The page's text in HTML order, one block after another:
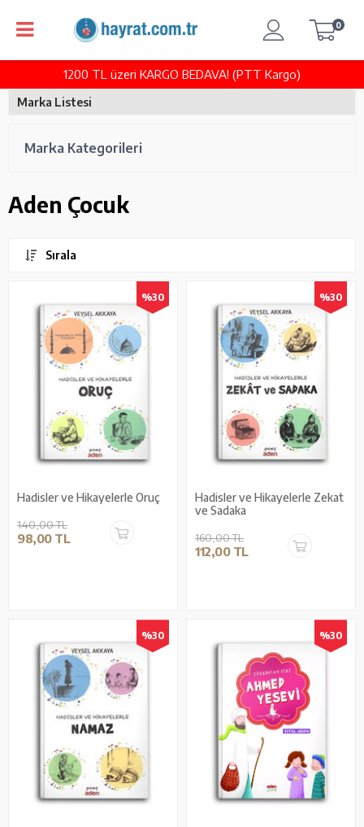
1200 TL üzeri KARGO BEDAVA! (PTT Kargo)
0
Marka Listesi
Marka Kategorileri
Aden Çocuk
Sırala
%30
Hadisler ve Hikayelerle Oruç
140,00 TL
98,00 TL
%30
Hadisler ve Hikayelerle Zekat
ve Sadaka
160,00 TL
112,00 TL
%30 %30